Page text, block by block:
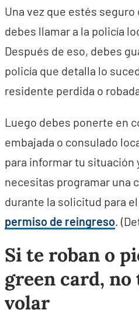
Una vez que estés
debes llamar a la policía
Después de eso, debes
policía que detalla lo
residente perdida o
Luego debes ponerte en
embajada o consulado
para informar tu situación
necesitas programar una
durante la solicitud para
permiso de reingreso.
Si te roban o
green card, no
volar